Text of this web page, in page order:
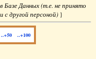
Базе Данных (т.е. не принято
с другой персоной) }
..+50 ..+100